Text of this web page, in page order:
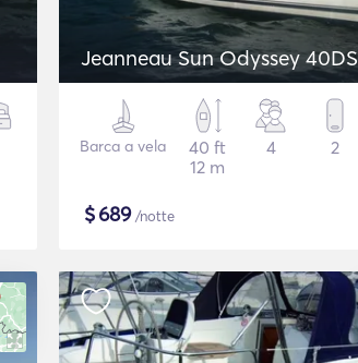
Jeanneau Sun Odyssey 40DS
Barca a vela
40 ft
12 m
4 2
$689/notte